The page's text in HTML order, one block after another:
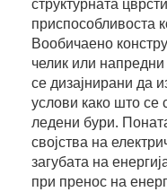
приспособливоста
Вообичаено
челик или
се дизајнирани да
услови како што се
ледени бури.
својства на
загубата на
при пренос на